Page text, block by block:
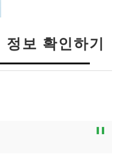
보 확인하기